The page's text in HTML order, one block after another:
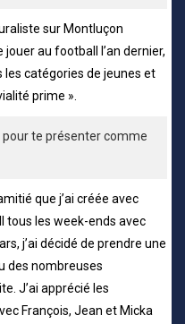
sur Montluçon
au football l’an dernier,
les catégories de jeunes et
prime ».
te présenter comme
que j’ai créée avec
tous les week-ends avec
j’ai décidé de prendre une
des nombreuses
J’ai apprécié les
François, Jean et Micka